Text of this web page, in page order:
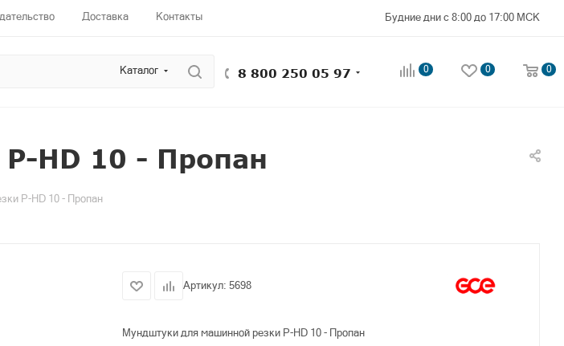
Доставка Контакты Будние дни с 8:00 до 17:00 МСК
Каталог 8 800 250 05 97 0 0 0
HD 10 - Пропан
P-HD 10 - Пропан
Артикул: 5698
Мундштуки для машинной резки P-HD 10 - Пропан